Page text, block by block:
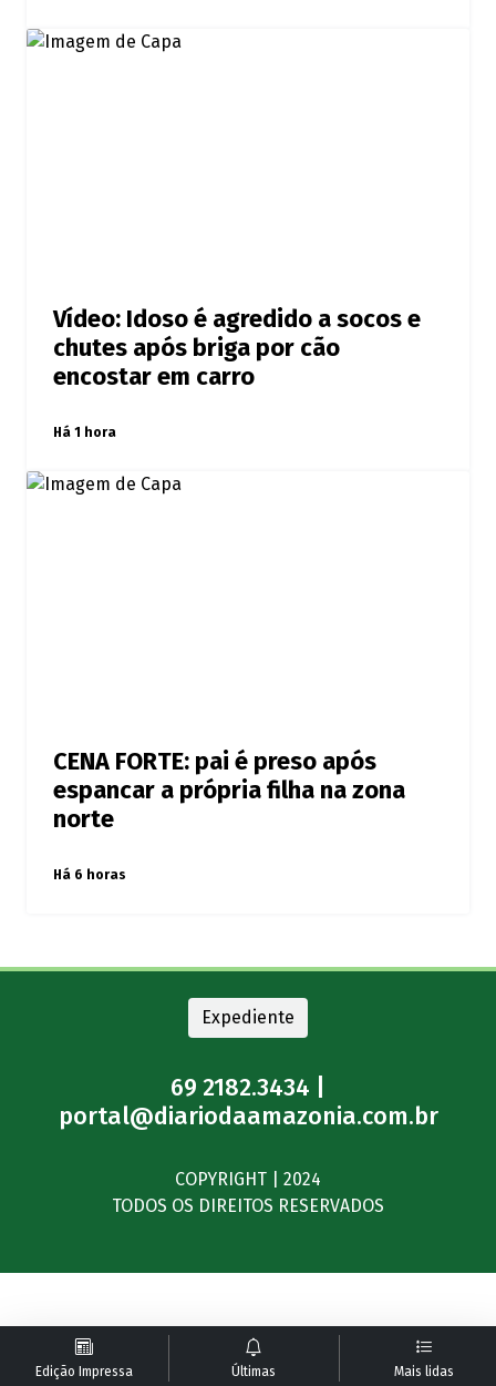
Vídeo: Idoso é agredido a socos e
chutes após briga por cão
encostar em carro
Há 1 hora
CENA FORTE: pai é preso após
espancar a própria filha na zona
norte
Há 6 horas
Edição Impressa Últimas Mais lidas
Expediente
69 2182.3434 |
portal@diariodaamazonia.com.br
COPYRIGHT | 2024
TODOS OS DIREITOS RESERVADOS